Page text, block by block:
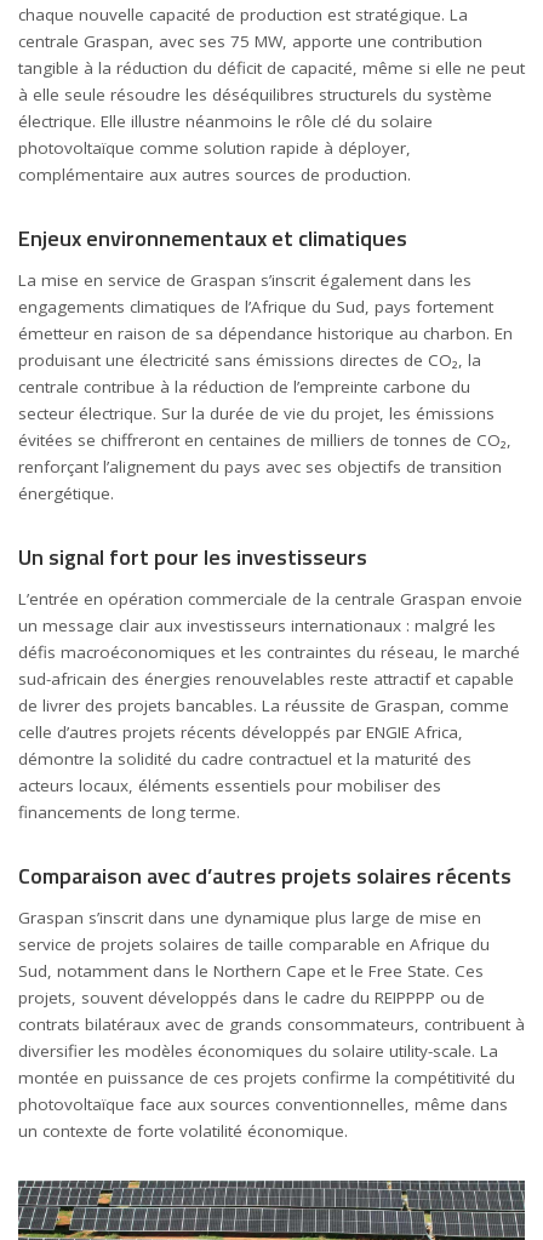
chaque nouvelle capacité de production est stratégique. La
centrale Graspan, avec ses 75 MW, apporte une contribution
tangible à la réduction du déficit de capacité, même si elle ne peut
à elle seule résoudre les déséquilibres structurels du système
électrique. Elle illustre néanmoins le rôle clé du solaire
photovoltaïque comme solution rapide à déployer,
complémentaire aux autres sources de production.
Enjeux environnementaux et climatiques
La mise en service de Graspan s’inscrit également dans les
engagements climatiques de l’Afrique du Sud, pays fortement
émetteur en raison de sa dépendance historique au charbon. En
produisant une électricité sans émissions directes de CO₂, la
centrale contribue à la réduction de l’empreinte carbone du
secteur électrique. Sur la durée de vie du projet, les émissions
évitées se chiffreront en centaines de milliers de tonnes de CO₂,
renforçant l’alignement du pays avec ses objectifs de transition
énergétique.
Un signal fort pour les investisseurs
L’entrée en opération commerciale de la centrale Graspan envoie
un message clair aux investisseurs internationaux : malgré les
défis macroéconomiques et les contraintes du réseau, le marché
sud-africain des énergies renouvelables reste attractif et capable
de livrer des projets bancables. La réussite de Graspan, comme
celle d’autres projets récents développés par ENGIE Africa,
démontre la solidité du cadre contractuel et la maturité des
acteurs locaux, éléments essentiels pour mobiliser des
financements de long terme.
Comparaison avec d’autres projets solaires récents
Graspan s’inscrit dans une dynamique plus large de mise en
service de projets solaires de taille comparable en Afrique du
Sud, notamment dans le Northern Cape et le Free State. Ces
projets, souvent développés dans le cadre du REIPPPP ou de
contrats bilatéraux avec de grands consommateurs, contribuent à
diversifier les modèles économiques du solaire utility-scale. La
montée en puissance de ces projets confirme la compétitivité du
photovoltaïque face aux sources conventionnelles, même dans
un contexte de forte volatilité économique.